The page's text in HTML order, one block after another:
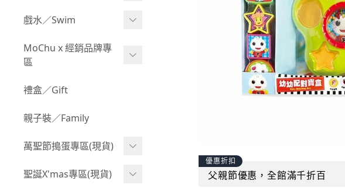
BABY 外套
BABY 上身(短袖)
BABY 下身(短褲)
BABY 下身(長褲)
BABY 套裝(短袖)
BABY 套裝(長袖)
Boy 套裝(短袖)
叢林探險系列
小紳士系列
韓國小歐巴
Girl 上身(長袖)
Girl 下身(長褲)
Girl 套裝(短袖)
率性牛仔風
夢幻童話系列
Acc 口水巾
Acc 襪子
Acc 鞋子
Acc 餐具
Acc 寢具
戲水／Swim
泳裝
泳具
野餐趣
MoChu x 經銷品牌專
區
©Wonchi 台灣 ｜ 兒童軟
©Disney 美國｜嬰兒用品
©風車圖書 台灣｜兒童圖
禮盒／Gift
親子裝／Family
萬聖節搗蛋專區(現貨)
萬聖造型頭套(3歲以上)
聖誕X'mas專區(現貨)
優惠折扣
父親節優惠，全館滿千折百